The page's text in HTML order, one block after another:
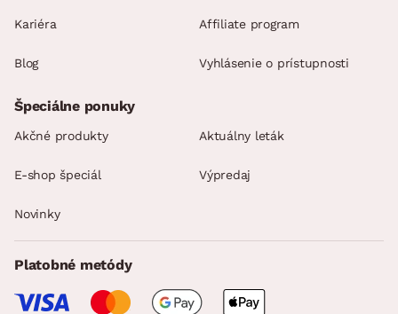
Kariéra
Blog
Affiliate program
Vyhlásenie o prístupnosti
Špeciálne ponuky
Akčné produkty Aktuálny leták
E-shop špeciál Výpredaj
Novinky
Platobné metódy